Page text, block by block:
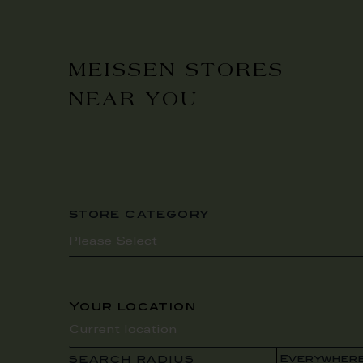
MEISSEN STORES
NEAR YOU
store category
Your location
SEARCH RADIUS